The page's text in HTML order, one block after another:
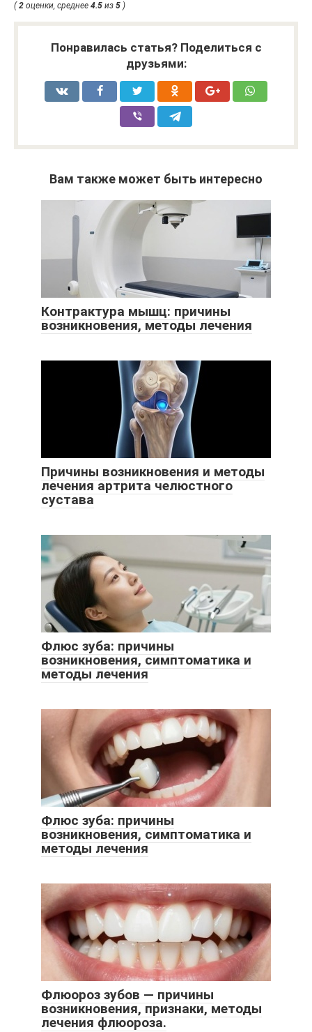
( 2 оценки, среднее 4.5 из 5 )
Понравилась статья? Поделиться с
друзьями:
Вам также может быть интересно
Контрактура мышц: причины
возникновения, методы лечения
Причины возникновения и методы
лечения артрита челюстного
сустава
Флюс зуба: причины
возникновения, симптоматика и
методы лечения
Флюс зуба: причины
возникновения, симптоматика и
методы лечения
Флюороз зубов — причины
возникновения, признаки, методы
лечения флюороза.